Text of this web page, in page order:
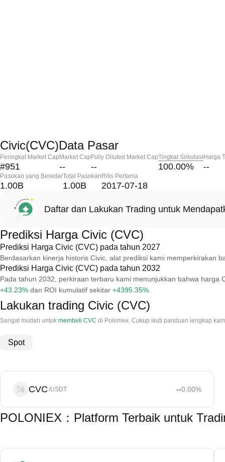
Civic(CVC)Data Pasar
Peringkat Market Cap
#951
Market Cap
--
Fully Diluted Market Cap
--
Tingkat Sirkulasi
100.00%
Harga
--
Pasokan yang Beredar
1.00B
Total Pasokan
1.00B
Rilis Pertama
2017-07-18
Daftar dan Lakukan Trading untuk
Prediksi Harga Civic (CVC)
Prediksi Harga Civic (CVC) pada tahun 2027
Berdasarkan kinerja historis Civic, alat prediksi kami memperkirakan
Prediksi Harga Civic (CVC) pada tahun 2032
Pada tahun 2032, perkiraan terbaru kami menunjukkan bahwa harga
+43.23% dan ROI kumulatif sekitar +4395.35%
Lakukan trading Civic (CVC)
Sangat mudah untuk membeli CVC di Poloniex. Cukup ikuti panduan lengkap
Spot
CVC /USDT --0.00%
POLONIEX：Platform Terbaik untuk